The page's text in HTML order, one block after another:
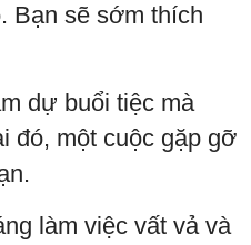
Bạn sẽ sớm thích
dự buổi tiệc mà
đó, một cuộc gặp gỡ
làm việc vất vả và